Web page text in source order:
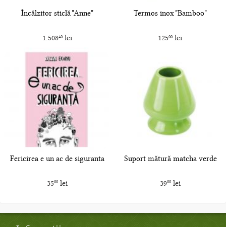
Încălzitor sticlă "Anne"
1.50840lei
Termos inox "Bamboo"
12500 lei
Fericirea e un ac de siguranta
3500lei
Suport mătură matcha verde
3900lei